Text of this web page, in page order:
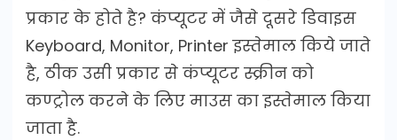
प्रकार के होते है? कंप्यूटर में जैसे दूसरे डिवाइस
Keyboard, Monitor, Printer इस्तेमाल किये जाते
है, ठीक उसी प्रकार से कंप्यूटर स्क्रीन को
कण्ट्रोल करने के लिए माउस का इस्तेमाल किया
जाता है.